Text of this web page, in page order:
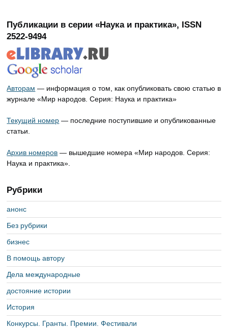
Публикации в серии «Наука и практика», ISSN
2522-9494
Авторам — информация о том, как опубликовать свою статью в
журнале «Мир народов. Серия: Наука и практика»
Текущий номер — последние поступившие и опубликованные
статьи.
Архив номеров — вышедшие номера «Мир народов. Серия:
Наука и практика».
Рубрики
анонс
Без рубрики
бизнес
В помощь автору
Дела международные
достояние истории
История
Конкурсы. Гранты. Премии. Фестивали